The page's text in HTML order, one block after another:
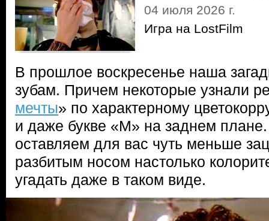
04 июля 2026 г.
Игра на LostFilm
В прошлое воскресенье наша
зубам. Причем некоторые узнали
мечты» по характерному
и даже букве «М» на заднем
оставляем для вас чуть меньше
разбитым носом настолько
угадать даже в таком виде.